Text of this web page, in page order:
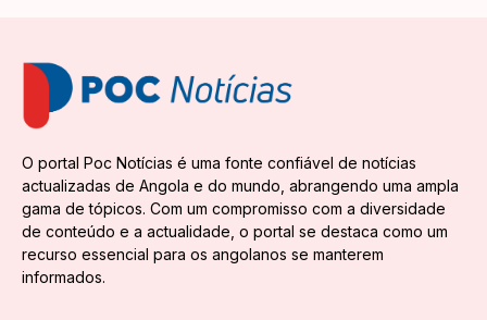
O portal Poc Notícias é uma fonte confiável de notícias
actualizadas de Angola e do mundo, abrangendo uma ampla
gama de tópicos. Com um compromisso com a diversidade
de conteúdo e a actualidade, o portal se destaca como um
recurso essencial para os angolanos se manterem
informados.